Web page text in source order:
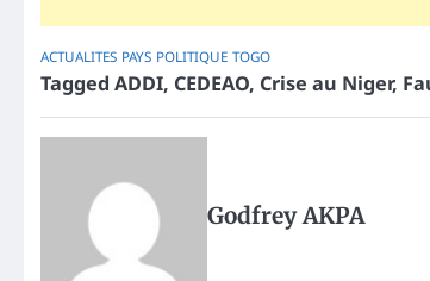
ACTUALITES PAYS POLITIQUE TOGO
Tagged ADDI, CEDEAO, Crise au Niger,
Godfrey AKPA